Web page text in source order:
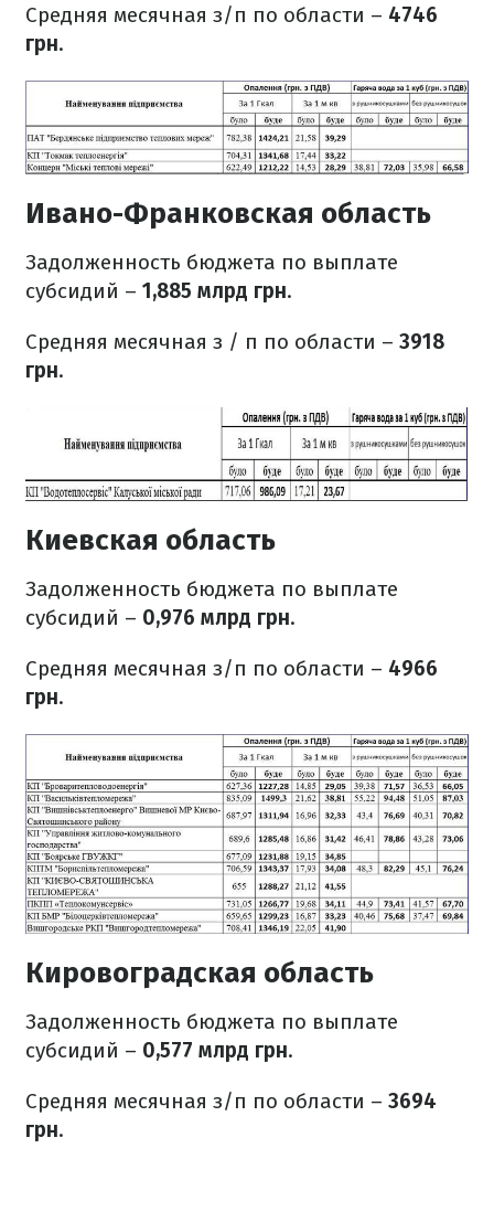
Средняя месячная з/п по области – 4746
грн.
Ивано-Франковская область
Задолженность бюджета по выплате
субсидий – 1,885 млрд грн.
Средняя месячная з / п по области – 3918
грн.
Киевская область
Задолженность бюджета по выплате
субсидий – 0,976 млрд грн.
Средняя месячная з/п по области – 4966
грн.
Кировоградская область
Задолженность бюджета по выплате
субсидий – 0,577 млрд грн.
Средняя месячная з/п по области – 3694
грн.